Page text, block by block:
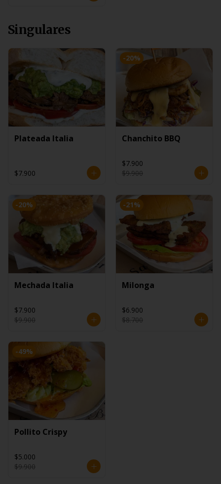
Singulares
Plateada Italia
$7.900
-20%
Chanchito BBQ
$7.900
$9.900
-20%
Mechada Italia
$7.900
$9.900
-21%
Milonga
$6.900
$8.700
-49%
Pollito Crispy
$5.000
$9.900